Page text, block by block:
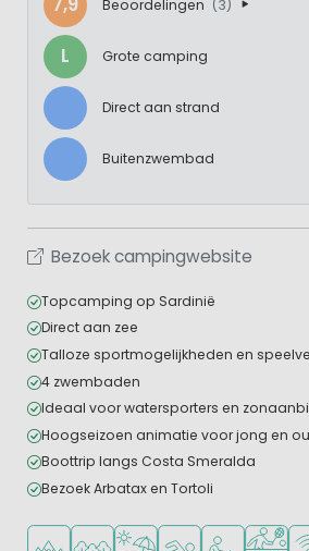
Beoordelingen (3)
L Grote camping
Direct aan strand
Buitenzwembad
Bezoek campingwebsite
Topcamping op Sardinië
Direct aan zee
Talloze sportmogelijkheden en
4 zwembaden
Ideaal voor watersporters en
Hoogseizoen animatie voor jong en
Boottrip langs Costa Smeralda
Bezoek Arbatax en Tortoli
Ligt in de heuvels/bergen
Ligt in een bosrijke omgeving
Ligt bij strand en zee
OpenluchtAanbevolen
Veel